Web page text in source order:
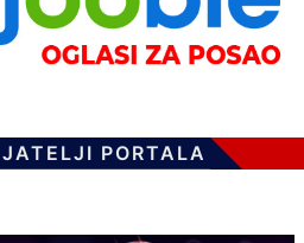
PORTALA